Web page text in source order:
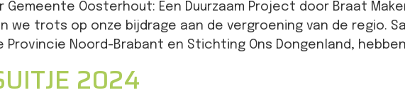
Gemeente Oosterhout: Een Duurzaam Project door Braat
we trots op onze bijdrage aan de vergroening van de regio.
Provincie Noord-Brabant en Stichting Ons Dongenland,
2024